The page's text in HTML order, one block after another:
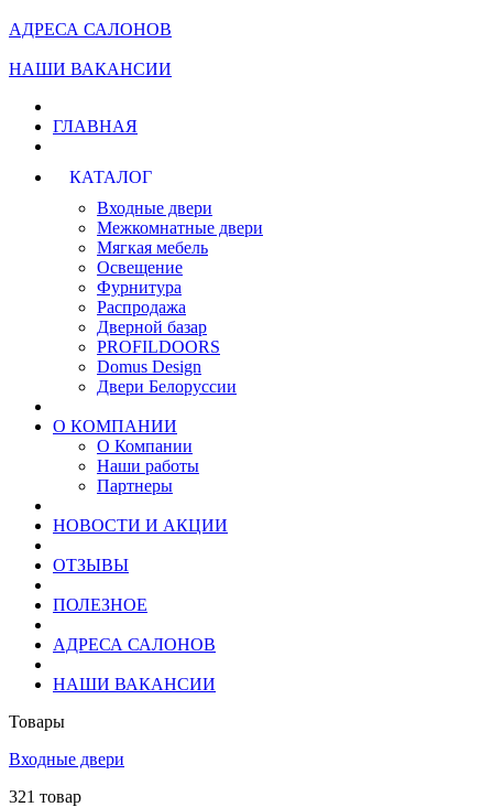
АДРЕСА САЛОНОВ
НАШИ ВАКАНСИИ
ГЛАВНАЯ
КАТАЛОГ
Входные двери
Межкомнатные двери
Мягкая мебель
Освещение
Фурнитура
Распродажа
Дверной базар
PROFILDOORS
Domus Design
Двери Белоруссии
О КОМПАНИИ
О Компании
Наши работы
Партнеры
НОВОСТИ И АКЦИИ
ОТЗЫВЫ
ПОЛЕЗНОЕ
АДРЕСА САЛОНОВ
НАШИ ВАКАНСИИ
Товары
Входные двери
321 товар